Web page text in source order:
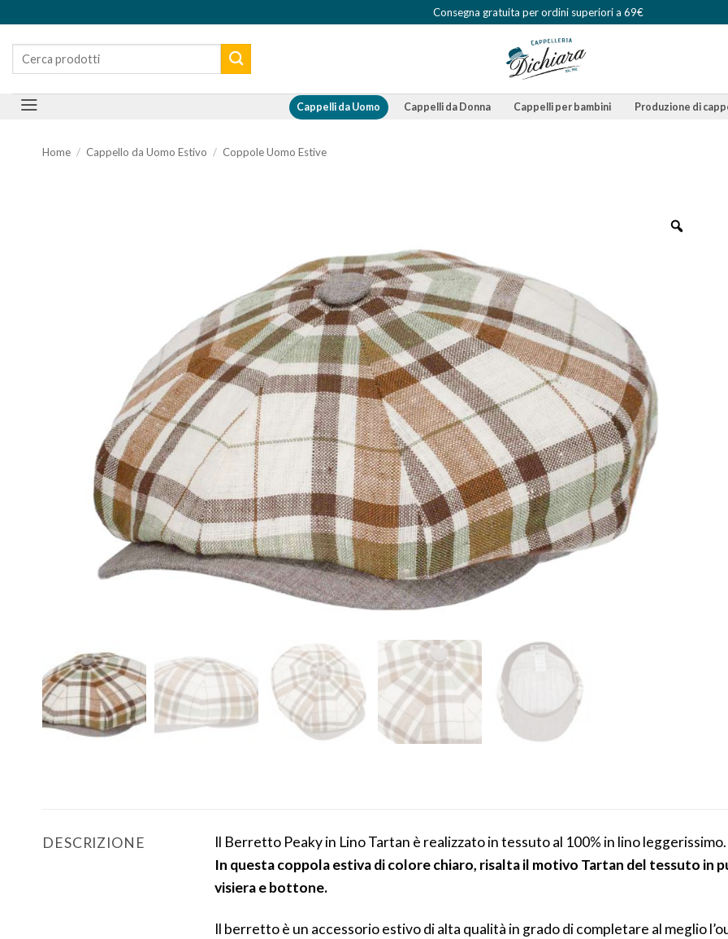
contenuti
Consegna gratuita per ordini superiori a 69€
Cerca:
Cappelli da Uomo Cappelli da Donna Cappelli per bambini Produzione di
Home / Cappello da Uomo Estivo / Coppole Uomo Estive
DESCRIZIONE
Il Berretto Peaky in Lino Tartan è realizzato in tessuto al 100% in lino leggerissimo.
In questa coppola estiva di colore chiaro, risalta il motivo Tartan del tessuto
visiera e bottone.
Il berretto è un accessorio estivo di alta qualità in grado di completare al meglio